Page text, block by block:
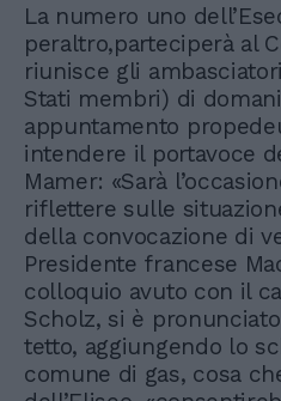
La numero uno
peraltro,parteciperà al
riunisce gli
Stati membri) di
appuntamento
intendere il portavoce
Mamer: «Sarà
riflettere sulle
della convocazione di
Presidente francese
colloquio avuto con il
Scholz, si è
tetto, aggiungendo lo
comune di gas, cosa